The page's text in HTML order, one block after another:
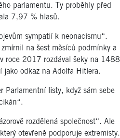
parlamentu. Ty proběhly před
7,97 % hlasů.
sympatií k neonacismu“.
na šest měsíců podmínky a
roce 2017 rozdával šeky na 1488
jako odkaz na Adolfa Hitlera.
Parlamentní listy, když sám sebe
rozdělená společnost“. Ale
otevřeně podporuje extremisty.